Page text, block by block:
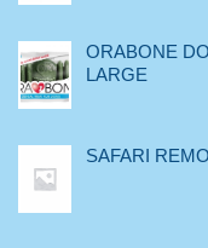
ORABONE
LARGE
SAFARI